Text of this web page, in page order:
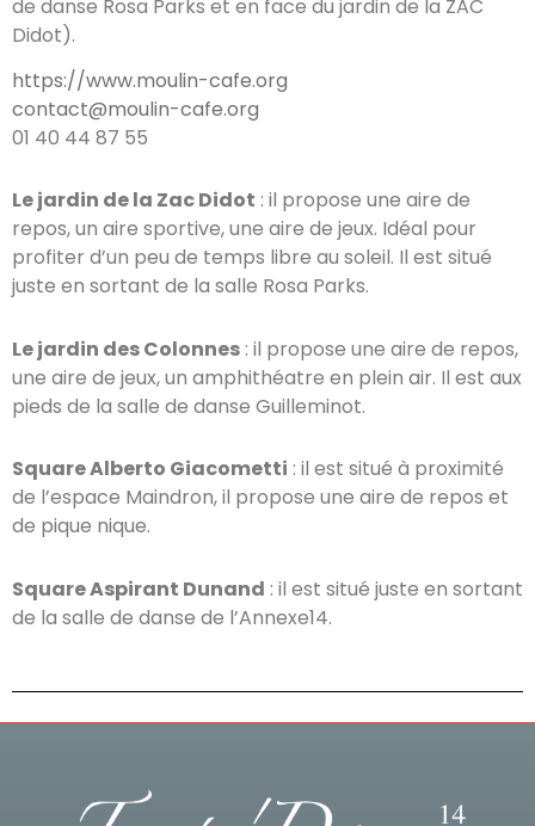
de danse Rosa Parks et en face du jardin de la ZAC
Didot).
https://www.moulin-cafe.org
contact@moulin-cafe.org
01 40 44 87 55
Le jardin de la Zac Didot : il propose une aire de
repos, un aire sportive, une aire de jeux. Idéal pour
profiter d’un peu de temps libre au soleil. Il est situé
juste en sortant de la salle Rosa Parks.
Le jardin des Colonnes : il propose une aire de repos,
une aire de jeux, un amphithéatre en plein air. Il est aux
pieds de la salle de danse Guilleminot.
Square Alberto Giacometti : il est situé à proximité
de l’espace Maindron, il propose une aire de repos et
de pique nique.
Square Aspirant Dunand : il est situé juste en sortant
de la salle de danse de l’Annexe14.